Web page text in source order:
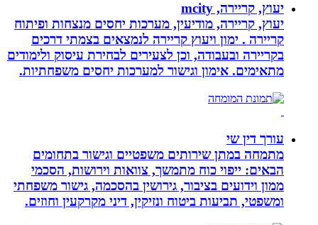
יעוץ, קריירה, mcity
יעוץ, קריירה, מודיעין, מערכות יחסים מנצחות ופיתוח
קריירה . ימון ויעוץ קריירה לנמצאים בצמתי דרכים
בקריירה ובעבודה, וכן לצעירים לבחירת עיסוק ולימודים
מתאימים. אימון וגישור למערכות יחסים משפחתיות.
עורך דין שי
מתמחה במתן שירותים משפטיים וגישור בתחומים
הבאים: ייפוי כוח מתמשך, צוואות וירושות, הסכמי
ממון וידועים בציבור, גירושין בהסכמה, גישור משפחתי
ומשפטי, תביעות ביטוח ונזיקין, דיני מקרקעין וחוזים.